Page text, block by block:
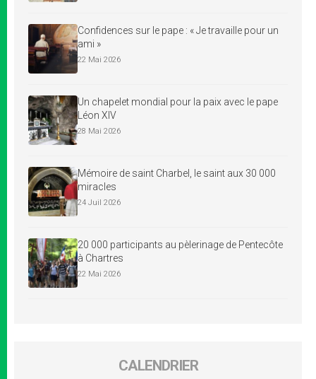
Confidences sur le pape : « Je travaille pour un
ami »
22 Mai 2026
Un chapelet mondial pour la paix avec le pape
Léon XIV
28 Mai 2026
Mémoire de saint Charbel, le saint aux 30 000
miracles
24 Juil 2026
20 000 participants au pèlerinage de Pentecôte
à Chartres
22 Mai 2026
CALENDRIER